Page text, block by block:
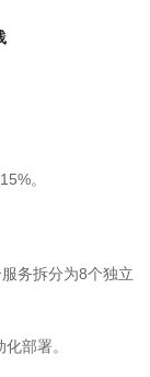
。
务拆分为8个独立
部署。